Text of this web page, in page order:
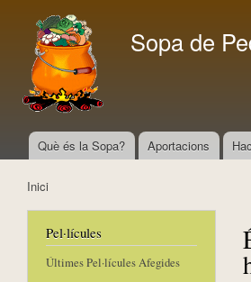
Sopa de
Menú principal
Què és la Sopa? Aportacions
Inici
Pel·lícules
Últimes Pel·lícules Afegides